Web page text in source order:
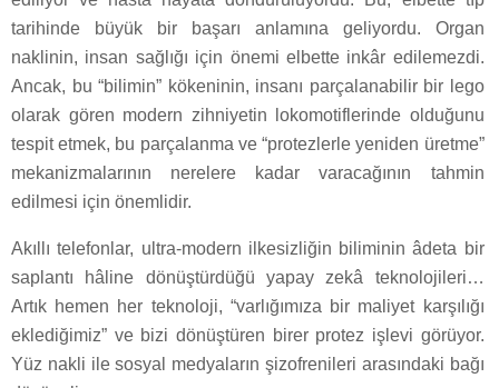
tarihinde büyük bir başarı anlamına geliyordu. Organ
naklinin, insan sağlığı için önemi elbette inkâr edilemezdi.
Ancak, bu “bilimin” kökeninin, insanı parçalanabilir bir lego
olarak gören modern zihniyetin lokomotiflerinde olduğunu
tespit etmek, bu parçalanma ve “protezlerle yeniden üretme”
mekanizmalarının nerelere kadar varacağının tahmin
edilmesi için önemlidir.
Akıllı telefonlar, ultra-modern ilkesizliğin biliminin âdeta bir
saplantı hâline dönüştürdüğü yapay zekâ teknolojileri…
Artık hemen her teknoloji, “varlığımıza bir maliyet karşılığı
eklediğimiz” ve bizi dönüştüren birer protez işlevi görüyor.
Yüz nakli ile sosyal medyaların şizofrenileri arasındaki bağı